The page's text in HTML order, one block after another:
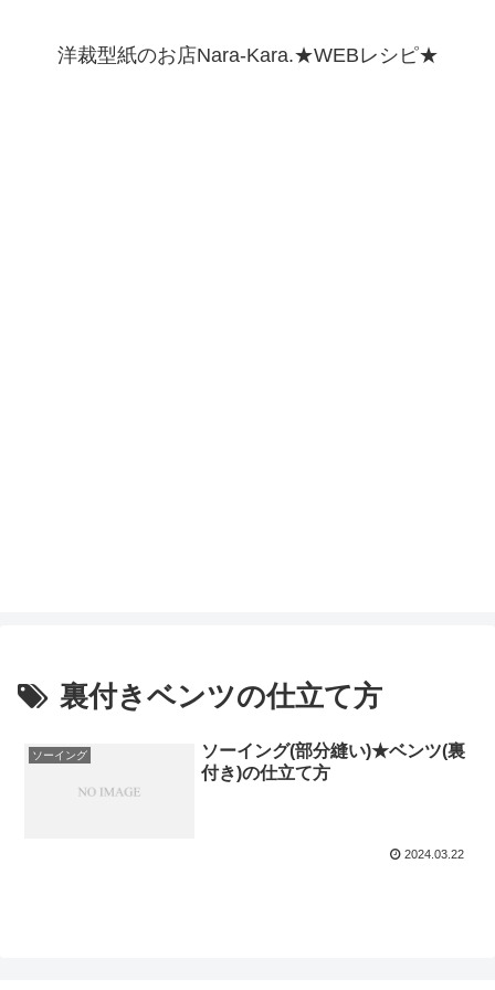
洋裁型紙のお店Nara-Kara.★WEBレシピ★
裏付きベンツの仕立て方
ソーイング
ソーイング(部分縫い)★ベンツ(裏
付き)の仕立て方
2024.03.22